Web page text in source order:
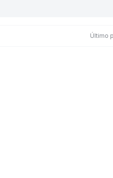
Último